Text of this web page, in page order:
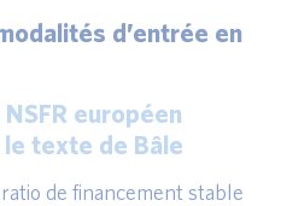
d’entrée en
européen
texte de Bâle
de financement stable